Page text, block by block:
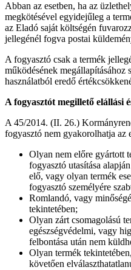
Abban az esetben, ha az
megkötésével egyidejűleg a
az Eladó saját költségén
jellegénél fogva postai
A fogyasztó csak a termék
működésének megállapításához
használatból eredő
A fogyasztót megillető elállási
A 45/2014. (II. 26.)
fogyasztó nem gyakorolhatja az
Olyan nem előre gyártott
fogyasztó utasítása
elő, vagy olyan termék
fogyasztó személyére
Romlandó, vagy
tekintetében;
Olyan zárt csomagolású
egészségvédelmi, vagy
felbontása után nem
Olyan termék
követően